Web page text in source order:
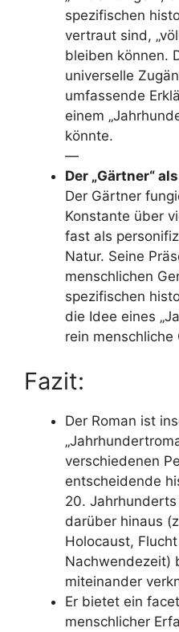
spezifischen
vertraut sind,
bleiben können.
universelle
umfassende
einem
könnte.
—
Der „Gärtner“
Der Gärtner
Konstante über
fast als
Natur. Seine
menschlichen
spezifischen
die Idee eines
rein
Fazit:
Der Roman ist
verschiedenen
entscheidende
20.
darüber hinaus
Holocaust,
Nachwendezeit)
miteinander
Er bietet ein
menschlicher